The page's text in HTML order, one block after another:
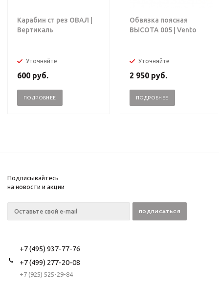
Карабин ст рез ОВАЛ |
Вертикаль
Уточняйте
600 руб.
ПОДРОБНЕЕ
Обвязка поясная
ВЫСОТА 005 | Vento
Уточняйте
2 950 руб.
ПОДРОБНЕЕ
Подписывайтесь
на новости и акции
+7 (495) 937-77-76
+7 (499) 277-20-08
+7 (925) 525-29-84